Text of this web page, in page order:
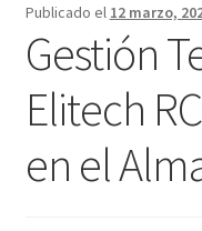
Finalizar compra
Mi cuenta
Página de ejemplo
Publicado el 12 marzo,
Gestión
Elitech
en el